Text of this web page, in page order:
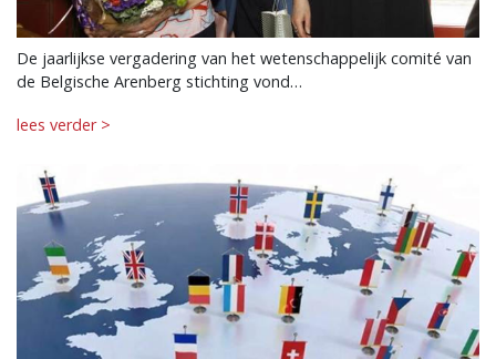
De jaarlijkse vergadering van het wetenschappelijk comité van
de Belgische Arenberg stichting vond…
lees verder >